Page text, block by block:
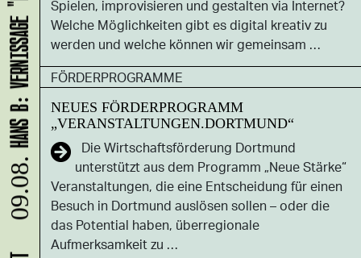
Spielen, improvisieren und gestalten via Internet?
Welche Möglichkeiten gibt es digital kreativ zu
werden und welche können wir gemeinsam …
FÖRDERPROGRAMME
NEUES FÖRDERPROGRAMM
„VERANSTALTUNGEN.DORTMUND“
Die Wirtschaftsförderung Dortmund
unterstützt aus dem Programm „Neue Stärke“
Veranstaltungen, die eine Entscheidung für einen
Besuch in Dortmund auslösen sollen – oder die
das Potential haben, überregionale
Aufmerksamkeit zu …
09.08.